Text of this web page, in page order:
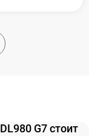
G7 стоит